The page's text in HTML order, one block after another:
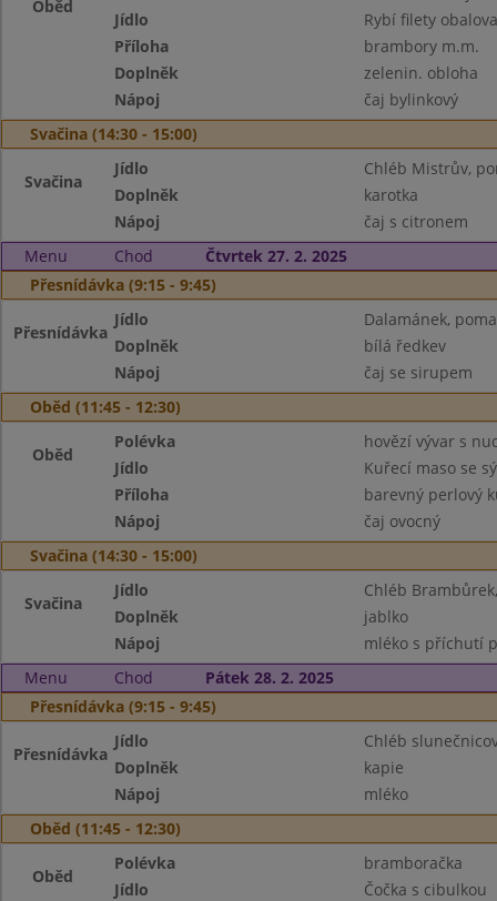
Oběd
Jídlo
Rybí filety
Příloha
brambory m.m.
Doplněk
zelenin. obloha
Nápoj
čaj bylinkový
Svačina (14:30 - 15:00)
Svačina
Jídlo
Chléb Mistrův,
Doplněk
karotka
Nápoj
čaj s citronem
Menu
Chod
Čtvrtek 27. 2. 2025
Přesnídávka (9:15 - 9:45)
Přesnídávka
Jídlo
Dalamánek,
Doplněk
bílá ředkev
Nápoj
čaj se sirupem
Oběd (11:45 - 12:30)
Oběd
Polévka
hovězí vývar s
Jídlo
Kuřecí maso se
Příloha
barevný perlový
Nápoj
čaj ovocný
Svačina (14:30 - 15:00)
Svačina
Jídlo
Chléb
Doplněk
jablko
Nápoj
mléko s příchutí
Menu
Chod
Pátek 28. 2. 2025
Přesnídávka (9:15 - 9:45)
Přesnídávka
Jídlo
Chléb
Doplněk
kapie
Nápoj
mléko
Oběd (11:45 - 12:30)
Oběd
Polévka
bramboračka
Jídlo
Čočka s cibulkou